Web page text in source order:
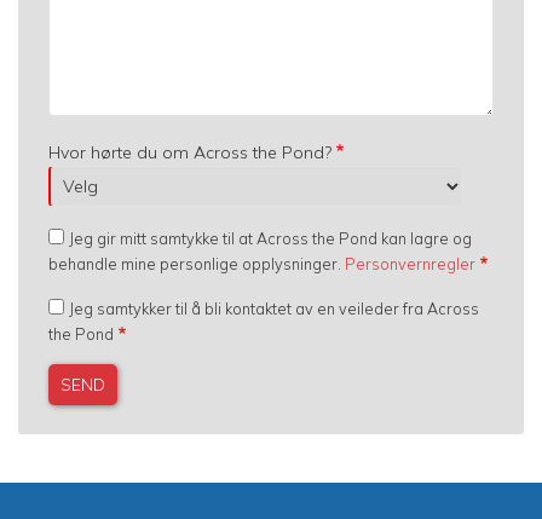
Hvor hørte du om Across the Pond?
Jeg gir mitt samtykke til at Across the Pond kan lagre og
behandle mine personlige opplysninger. Personvernregler
Jeg samtykker til å bli kontaktet av en veileder fra Across
the Pond